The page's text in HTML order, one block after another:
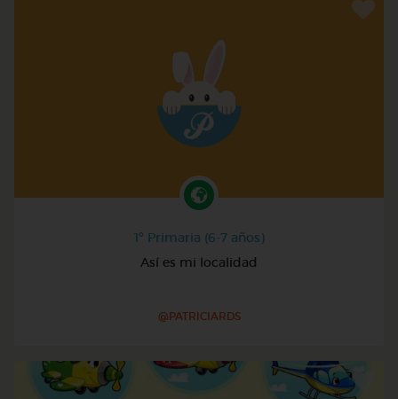
1º Primaria (6-7 años)
Así es mi localidad
@PATRICIARDS